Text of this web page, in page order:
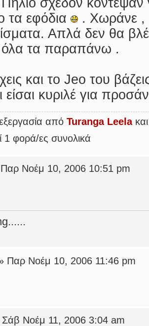
σχεδόν
τα εφόδια
. Χωράνε ,
Απλά δεν θα
όλα τα παραπάνω .
και το Jeo του
είσαι κυριλέ για
από Turanga Leela
1 φορά/ες συνολικά
Νοέμ 10, 2006 10:51 pm
Παρ Νοέμ 10, 2006 11:46 pm
Σάβ Νοέμ 11, 2006 3:04 am